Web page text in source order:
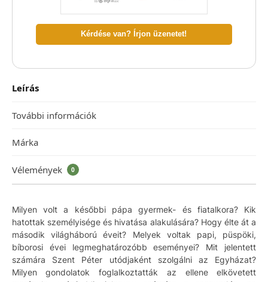
Kérdése van? Írjon üzenetet!
Leírás
További információk
Márka
Vélemények 0
Milyen volt a későbbi pápa gyermek- és fiatalkora? Kik
hatottak személyisége és hivatása alakulására? Hogy élte át a
második világháború éveit? Melyek voltak papi, püspöki,
bíborosi évei legmeghatározóbb eseményei? Mit jelentett
számára Szent Péter utódjaként szolgálni az Egyházat?
Milyen gondolatok foglalkoztatták az ellene elkövetett